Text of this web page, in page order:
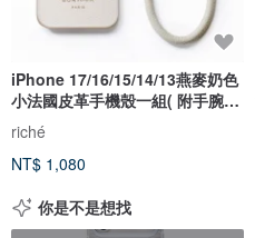
iPhone 17/16/15/14/13燕麥奶色
小法國皮革手機殼一組( 附手腕
帶)
riché
NT$ 1,080
你是不是想找